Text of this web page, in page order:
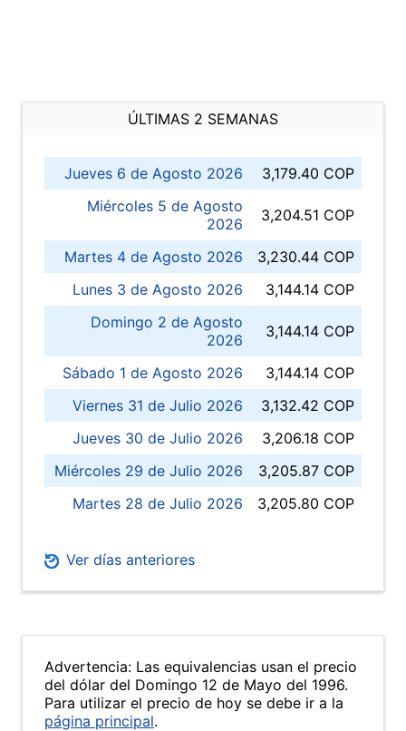
ÚLTIMAS 2 SEMANAS
Jueves 6 de Agosto 2026
3,179.40 COP
Miércoles 5 de Agosto
2026
3,204.51 COP
Martes 4 de Agosto 2026
3,230.44 COP
Lunes 3 de Agosto 2026
3,144.14 COP
Domingo 2 de Agosto
2026
3,144.14 COP
Sábado 1 de Agosto 2026
3,144.14 COP
Viernes 31 de Julio 2026
3,132.42 COP
Jueves 30 de Julio 2026
3,206.18 COP
Miércoles 29 de Julio 2026
3,205.87 COP
Martes 28 de Julio 2026
3,205.80 COP
Ver días anteriores
Advertencia: Las equivalencias usan el precio
del dólar del Domingo 12 de Mayo del 1996.
Para utilizar el precio de hoy se debe ir a la
página principal.